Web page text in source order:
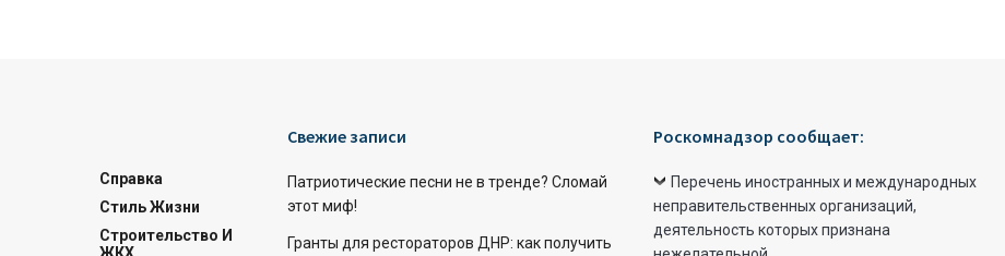
Справка
Стиль Жизни
Строительство И
Свежие записи
Патриотические песни не в тренде? Сломай
этот миф!
Гранты для рестораторов ДНР: как получить
Роскомнадзор сообщает:
Перечень иностранных и международных
неправительственных организаций,
деятельность которых признана